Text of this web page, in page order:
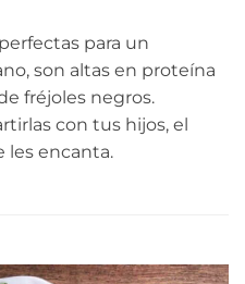
para un
son altas en proteína
fréjoles negros.
con tus hijos, el
les encanta.